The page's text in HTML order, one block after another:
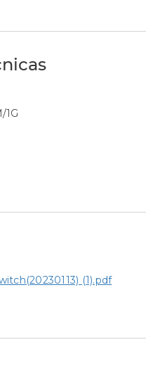
1G
(1).pdf